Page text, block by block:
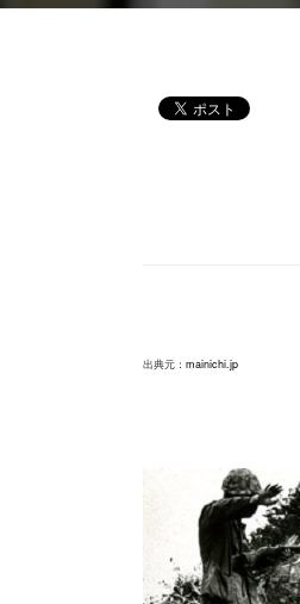
出典元： mainichi.jp